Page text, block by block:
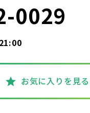
0029
お気に入りを見る